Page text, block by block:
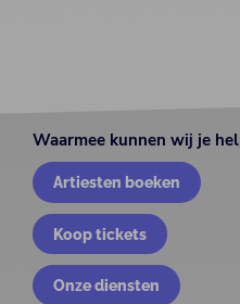
Waarmee kunnen wij je
Artiesten boeken
Koop tickets
Onze diensten